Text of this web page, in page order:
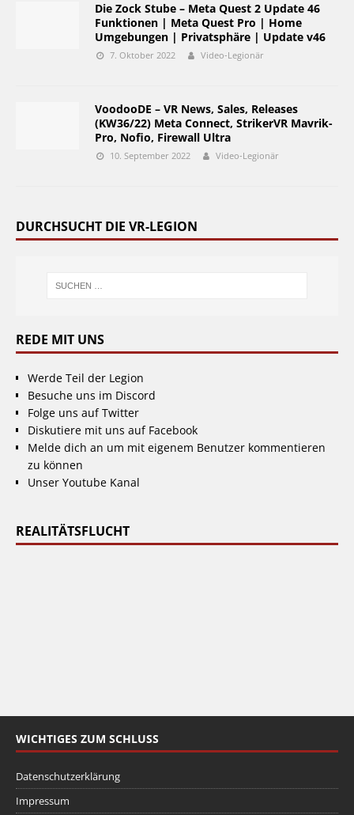
Die Zock Stube – Meta Quest 2 Update 46
Funktionen | Meta Quest Pro | Home
Umgebungen | Privatsphäre | Update v46
7. Oktober 2022 Video-Legionär
VoodooDE – VR News, Sales, Releases
(KW36/22) Meta Connect, StrikerVR Mavrik-
Pro, Nofio, Firewall Ultra
10. September 2022 Video-Legionär
DURCHSUCHT DIE VR-LEGION
REDE MIT UNS
Werde Teil der Legion
Besuche uns im Discord
Folge uns auf Twitter
Diskutiere mit uns auf Facebook
Melde dich an um mit eigenem Benutzer kommentieren
zu können
Unser Youtube Kanal
REALITÄTSFLUCHT
WICHTIGES ZUM SCHLUSS
Datenschutzerklärung
Impressum